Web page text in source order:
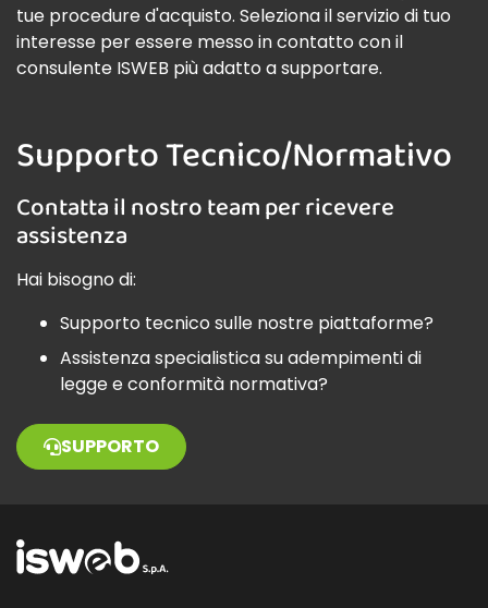
tue procedure d'acquisto. Seleziona il servizio di tuo
interesse per essere messo in contatto con il
consulente ISWEB più adatto a supportare.
Supporto Tecnico/Normativo
Contatta il nostro team per ricevere
assistenza
Hai bisogno di:
Supporto tecnico sulle nostre piattaforme?
Assistenza specialistica su adempimenti di
legge e conformità normativa?
SUPPORTO